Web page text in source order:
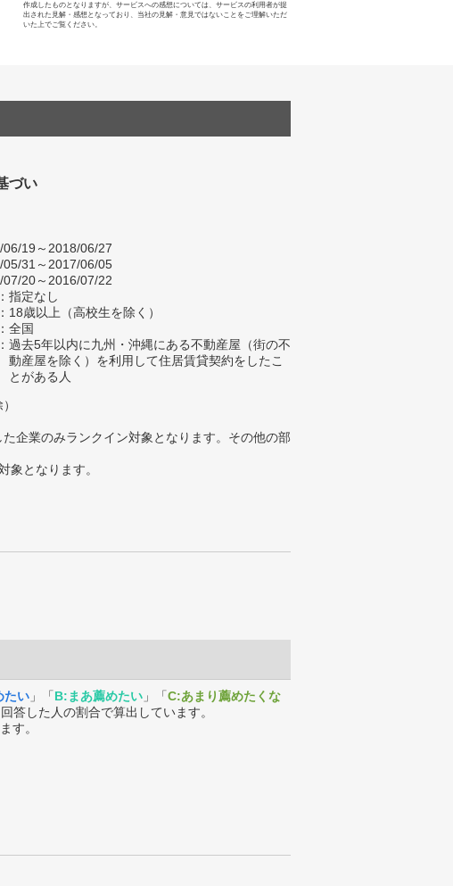
作成したものとなりますが、サービスへの感想については、サービスの利用者が提
出された見解・感想となっており、当社の見解・意見ではないことをご理解いただ
いた上でご覧ください。
づい
06/19～2018/06/27
05/31～2017/06/05
07/20～2016/07/22
指定なし
18歳以上（高校生を除く）
全国
過去5年以内に九州・沖縄にある不動産屋（街の不
動産屋を除く）を利用して住居賃貸契約をしたこ
とがある人
企業のみランクイン対象となります。その他の部
となります。
たい 」「B:まあ薦めたい 」「C:あまり薦めたくな
回答した人の割合で算出しています。
す。